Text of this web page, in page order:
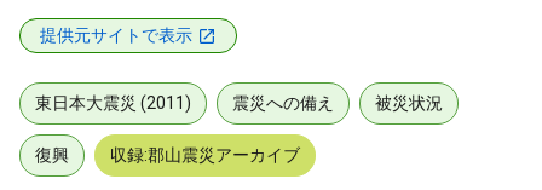
提供元サイトで表示
東日本大震災 (2011) 震災への備え 被災状況
復興 収録:郡山震災アーカイブ